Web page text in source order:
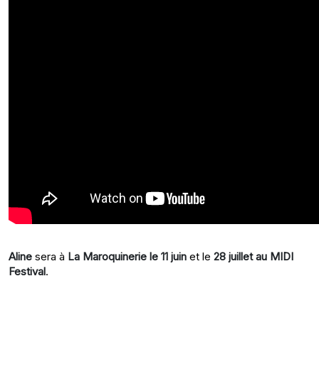
Aline sera à La Maroquinerie le 11 juin et le 28 juillet au MIDI
Festival.